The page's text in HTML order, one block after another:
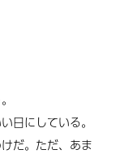
日にしている。
だ。ただ、あま